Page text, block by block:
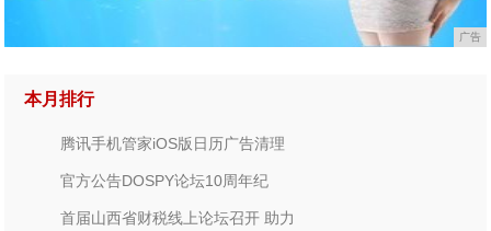
广告
本月排行
腾讯手机管家iOS版日历广告清理
官方公告DOSPY论坛10周年纪
首届山西省财税线上论坛召开 助力